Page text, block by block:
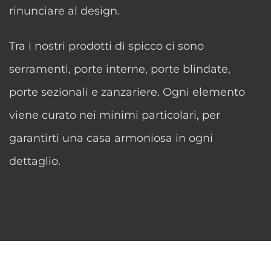
rinunciare al design.
Tra i nostri prodotti di spicco ci sono
serramenti, porte interne, porte blindate,
porte sezionali e zanzariere. Ogni elemento
viene curato nei minimi particolari, per
garantirti una casa armoniosa in ogni
dettaglio.